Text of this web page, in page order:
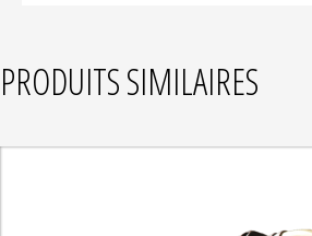
PRODUITS SIMILAIRES